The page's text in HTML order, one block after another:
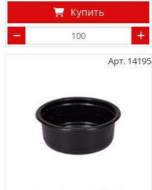
Купить
Арт. 14195